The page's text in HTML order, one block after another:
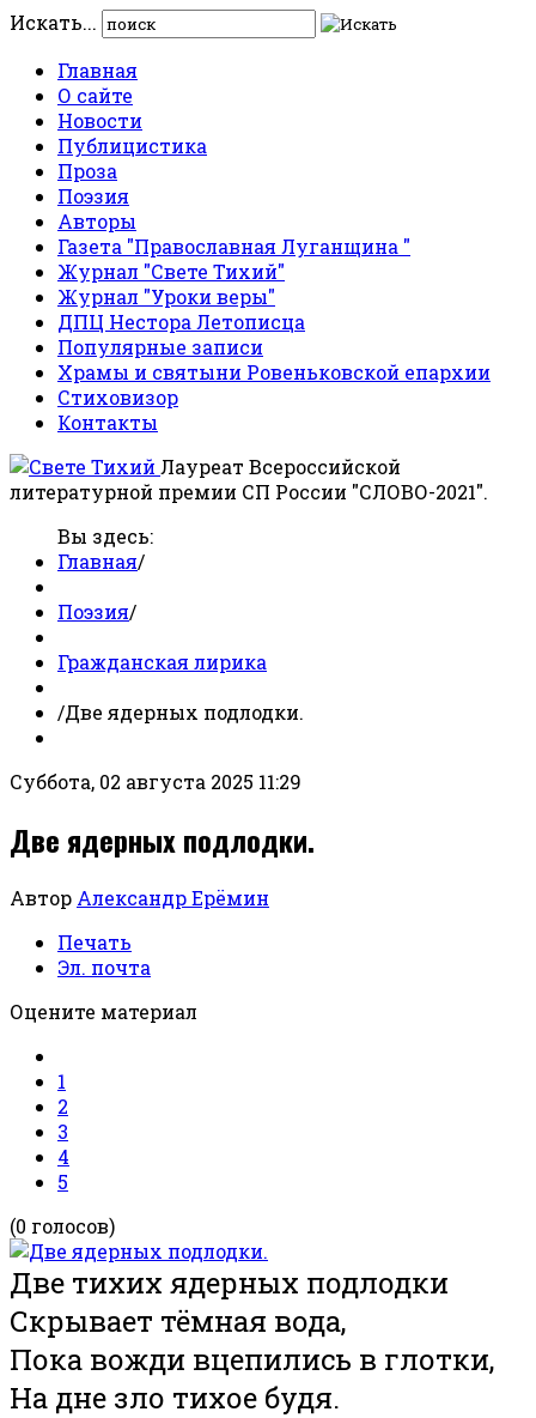
Искать...
Главная
О сайте
Новости
Публицистика
Проза
Поэзия
Авторы
Газета "Православная Луганщина "
Журнал "Свете Тихий"
Журнал "Уроки веры"
ДПЦ Нестора Летописца
Популярные записи
Храмы и святыни Ровеньковской епархии
Стиховизор
Контакты
Лауреат Всероссийской
литературной премии СП России "СЛОВО-2021".
Вы здесь:
Главная/
Поэзия/
Гражданская лирика
/Две ядерных подлодки.
Суббота, 02 августа 2025 11:29
Две ядерных подлодки.
Автор Александр Ерёмин
Печать
Эл. почта
Оцените материал
1
2
3
4
5
(0 голосов)
Две тихих ядерных подлодки
Скрывает тёмная вода,
Пока вожди вцепились в глотки,
На дне зло тихое будя.